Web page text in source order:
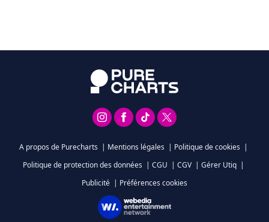
A propos de Purecharts | Mentions légales | Politique de cookies |
Politique de protection des données | CGU | CGV | Gérer Utiq |
Publicité | Préférences cookies